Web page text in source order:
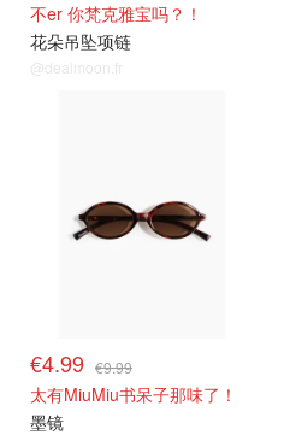
不er 你梵克雅宝吗？！
花朵吊坠项链
@dealmoon.fr
€4.99 €9.99
太有MiuMiu书呆子那味了！
墨镜